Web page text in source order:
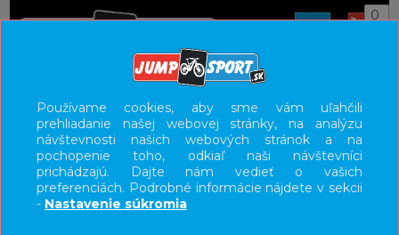
0
UŽÍVATEĽSKÝ PANEL
KATEGÓRIE
HLAVNÉ MENU
Používame cookies, aby sme vám uľahčili
prehliadanie našej webovej stránky, na analýzu
návštevnosti našich webových stránok a na
pochopenie toho, odkiaľ naši návštevníci
prichádzajú. Dajte nám vedieť o vašich
preferenciách. Podrobné informácie nájdete v sekcii
- Nastavenie súkromia